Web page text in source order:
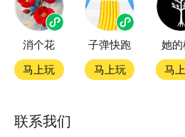
纸蛙徐州麻将小游戏双平台
官方授权，在电脑上和手机上
游戏
第一步：点击下载应用宝客户端
消个花
马上玩
子弹快跑
马上玩
她的
马
联系我们